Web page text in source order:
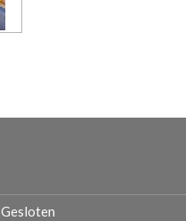
Gesloten